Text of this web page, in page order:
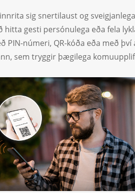
sig snertilaust og
hitta gesti persónulega eða fela
PIN-númeri, QR-kóða eða með því
sem tryggir þægilega